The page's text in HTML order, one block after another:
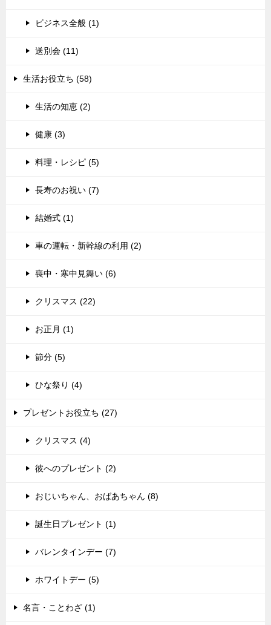
ビジネス全般 (1)
送別会 (11)
生活お役立ち (58)
生活の知恵 (2)
健康 (3)
料理・レシピ (5)
長寿のお祝い (7)
結婚式 (1)
車の運転・新幹線の利用 (2)
喪中・寒中見舞い (6)
クリスマス (22)
お正月 (1)
節分 (5)
ひな祭り (4)
プレゼントお役立ち (27)
クリスマス (4)
彼へのプレゼント (2)
おじいちゃん、おばあちゃん (8)
誕生日プレゼント (1)
バレンタインデー (7)
ホワイトデー (5)
名言・ことわざ (1)